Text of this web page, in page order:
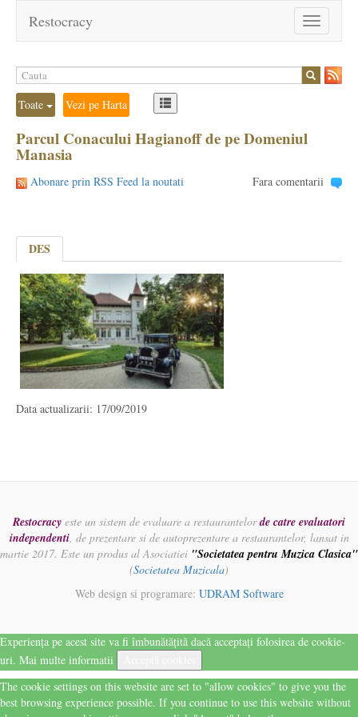
Toggle
navigation
Restocracy
Toate Vezi pe Harta
Parcul Conacului Hagianoff de pe Domeniul
Manasia
Abonare prin RSS Feed la noutati Fara comentarii
DES
Data actualizarii: 17/09/2019
Restocracy este un sistem de evaluare a restaurantelorde catre evaluatori
independenti, de prezentare si de autoprezentare a restaurantelor, lansat in
martie 2017. Este un produs al Asociatiei "Societatea pentru Muzica Clasica"
(Societatea Muzicala)
Web design si programare: UDRAM Software
Experiența pe acest site va fi îmbunătățită dacă acceptați folosirea de cookie-
uri. Mai multe informatii
The cookie settings on this website are set to "allow cookies" to give you the
best browsing experience possible. If you continue to use this website without